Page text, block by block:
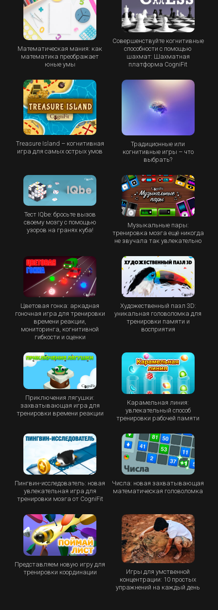
Математическая мания: как
математика преображает
юные умы
Совершенствуйте когнитивные
способности с помощью
шахмат: Шахматная
платформа CogniFit
Treasure Island – когнитивная
игра для самых острых умов
Традиционные или
когнитивные игры – что
выбрать?
Тест IQbe: бросьте вызов
своему мозгу с помощью
узоров на гранях куба!
Музыкальные пары:
тренировка мозга ещё никогда
не звучала так увлекательно
Цветовая гонка: аркадная
гоночная игра для тренировки
времени реакции,
мониторинга, когнитивной
гибкости и оценки
Художественный пазл 3D:
уникальная головоломка для
тренировки памяти и
восприятия
Приключения лягушки:
захватывающая игра для
тренировки времени реакции
Карамельная линия:
увлекательный способ
тренировки рабочей памяти
Пингвин-исследователь: новая
увлекательная игра для
тренировки мозга от CogniFit
Числа: новая захватывающая
математическая головоломка
Представляем новую игру для
тренировки координации
Игры для умственной
концентрации: 10 простых
упражнений на каждый день